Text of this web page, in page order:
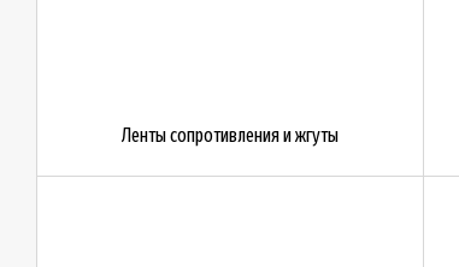
Ленты сопротивления и жгуты